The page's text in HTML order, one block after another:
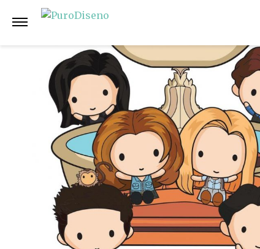
Anterior Siguiente